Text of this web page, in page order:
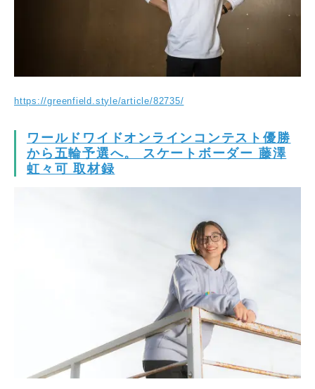
https://greenfield.style/article/82735/
ワールドワイドオンラインコンテスト優勝
から五輪予選へ。 スケートボーダー 藤澤
虹々可 取材録